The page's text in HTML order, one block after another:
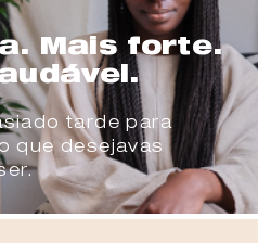
Mais forte.
tarde para
que desejavas